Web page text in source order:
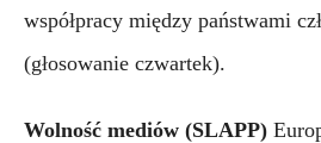
współpracy między państwami
(głosowanie czwartek).
Wolność mediów (SLAPP)